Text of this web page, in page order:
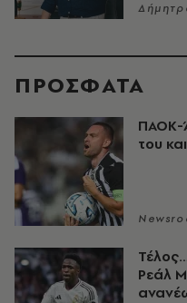
ΠΡΟΣΦΑΤΑ
ΠΑΟΚ-
του
Ρεάλ